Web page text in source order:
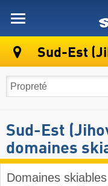
Sud-Est
Sud-Est
domaines
Domaines